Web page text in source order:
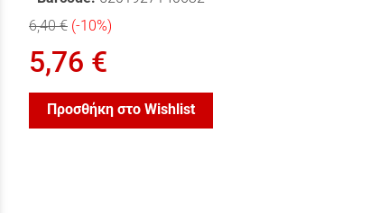
6,40 € (-10%)
5,76 €
Προσθήκη στο Wishlist